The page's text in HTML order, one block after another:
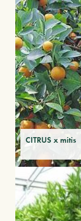
CITRUS x mitis